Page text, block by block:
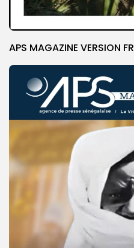
APS MAGAZINE VERSION FR